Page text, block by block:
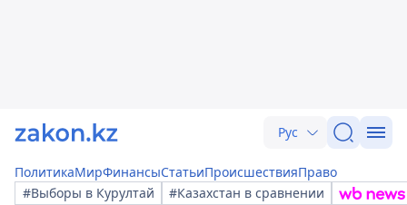
Рус
ПолитикаМирФинансыСтатьиПроисшествияПраво
#Выборы в Курултай
#Казахстан в сравнении